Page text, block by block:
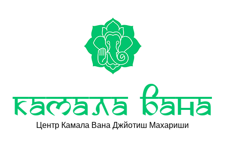
Камала Вана
Центр Камала Вана Джйотиш Махариши